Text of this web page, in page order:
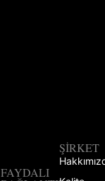
FAYDALI
ŞIRKET